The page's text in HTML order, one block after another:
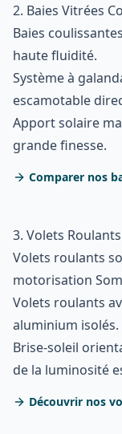
2. Baies Vitrées
Baies
haute fluidité.
Système à
escamotable
Apport solaire
grande finesse.
Comparer nos
3. Volets
Volets roulants
motorisation
Volets roulants
aluminium isolés.
Brise-soleil
de la luminosité
Découvrir nos